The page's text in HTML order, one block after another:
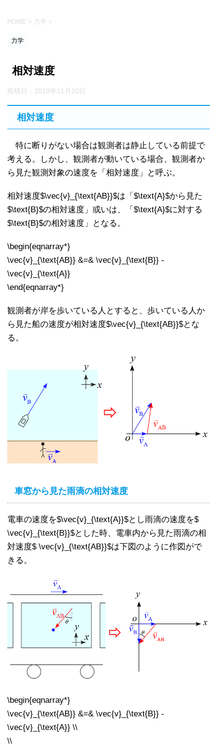
HOME > 力学 >
力学
相対速度
投稿日： 2019年11月20日
相対速度
特に断りがない場合は観測者は静止している前提で
考える。しかし、観測者が動いている場合、観測者か
ら見た観測対象の速度を「相対速度」と呼ぶ。
相対速度$\vec{v}_{\text{AB}}$は「$\text{A}$から見た
$\text{B}$の相対速度」或いは、「$\text{A}$に対する
$\text{B}$の相対速度」となる。
\begin{eqnarray*}
\vec{v}_{\text{AB}} &=& \vec{v}_{\text{B}} -
\vec{v}_{\text{A}}
\end{eqnarray*}
観測者が岸を歩いている人とすると、歩いている人か
ら見た船の速度が相対速度$\vec{v}_{\text{AB}}$とな
る。
車窓から見た雨滴の相対速度
電車の速度を$\vec{v}_{\text{A}}$とし雨滴の速度を$
\vec{v}_{\text{B}}$とした時、電車内から見た雨滴の相
対速度$ \vec{v}_{\text{AB}}$は下図のように作図がで
きる。
\begin{eqnarray*}
\vec{v}_{\text{AB}} &=& \vec{v}_{\text{B}} -
\vec{v}_{\text{A}} \\
\\